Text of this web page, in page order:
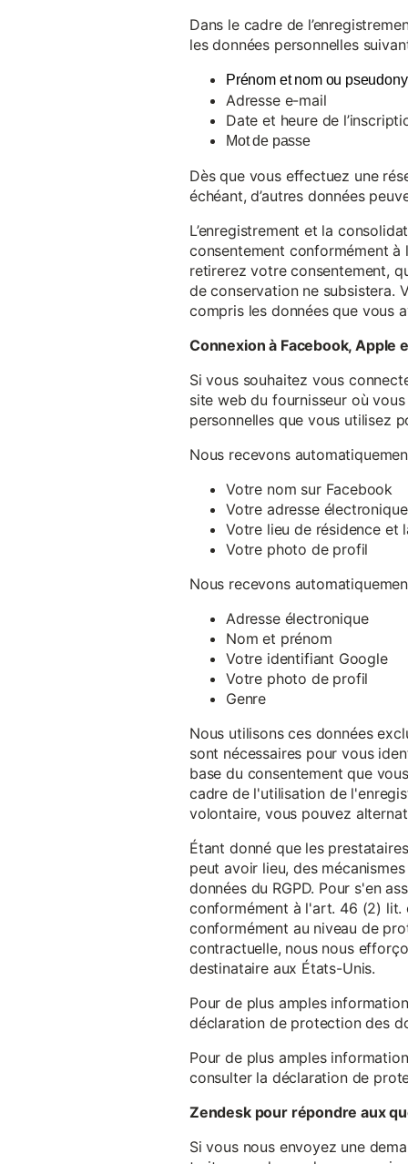
Dans le cadre de
les données personnelles
Prénom et nom ou
Adresse e-mail
Date et heure de
Mot de passe
Dès que vous effectuez une
échéant, d’autres données
L’enregistrement et la
consentement conformément à
retirerez votre consentement,
de conservation ne subsistera.
compris les données que vous
Connexion à Facebook, Apple
Si vous souhaitez vous
site web du fournisseur où
personnelles que vous utilisez
Nous recevons
Votre nom sur Facebook
Votre adresse
Votre lieu de résidence et
Votre photo de profil
Nous recevons
Adresse électronique
Nom et prénom
Votre identifiant Google
Votre photo de profil
Genre
Nous utilisons ces données
sont nécessaires pour vous
base du consentement que
cadre de l'utilisation de
volontaire, vous pouvez
Étant donné que les
peut avoir lieu, des
données du RGPD. Pour s'en
conformément à l'art. 46 (2) lit.
conformément au niveau de
contractuelle, nous nous
destinataire aux États-Unis.
Pour de plus amples
déclaration de protection des
Pour de plus amples
consulter la déclaration de
Zendesk pour répondre aux
Si vous nous envoyez une